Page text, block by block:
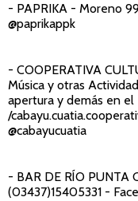
- PAPRIKA - Moreno
@paprikappk
- COOPERATIVA
Música y otras
apertura y demás en el
/
@cabayucuatia
- BAR DE RÍO PUNTA
(03437)15405331 -